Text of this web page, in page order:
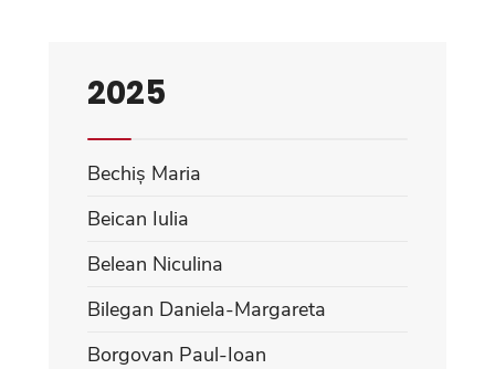
2025
Bechiș Maria
Beican Iulia
Belean Niculina
Bilegan Daniela-Margareta
Borgovan Paul-Ioan